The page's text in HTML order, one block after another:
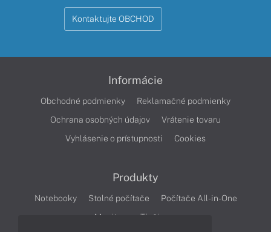
Kontaktujte OBCHOD
Informácie
Obchodné podmienky
Reklamačné podmienky
Ochrana osobných údajov
Vrátenie tovaru
Vyhlásenie o prístupnosti
Cookies
Produkty
Notebooky Stolné počítače
Počítače All-in-One
Monitory
Tlačiarne